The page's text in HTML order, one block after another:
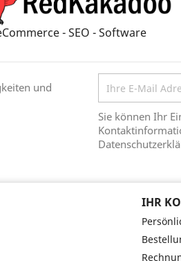
- SEO - Software
und
Sie können Ihr
IHR